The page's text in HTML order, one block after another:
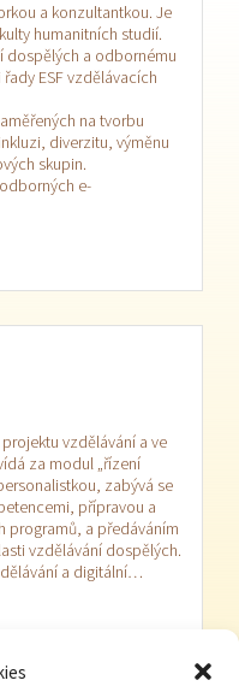
a konzultantkou. Je
humanitních studií.
dospělých a odbornému
ESF vzdělávacích
na tvorbu
diverzitu, výměnu
skupin.
e-
vzdělávání a ve
za modul „řízení
zabývá se
přípravou a
programů, a předáváním
vzdělávání dospělých.
a digitální…